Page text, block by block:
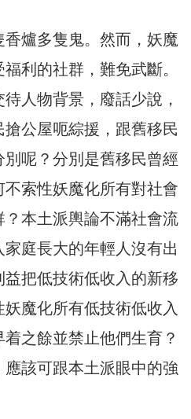
爐多隻鬼。然而，妖魔
利的社群，難免武斷。
人物背景，廢話少說，
公屋呃綜援，跟舊移民
呢？分別是舊移民曾經
索性妖魔化所有對社會
本土派輿論不滿社會流
庭長大的年輕人沒有出
把低技術低收入的新移
魔化所有低技術低收入
之餘並禁止他們生育？
該可跟本土派眼中的強